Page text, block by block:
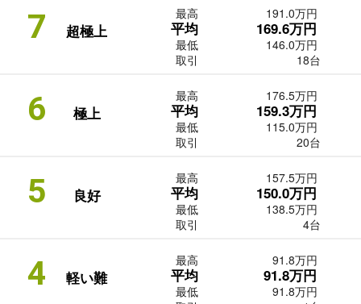
7 超極上
最高
平均
最低
取引
191.0万円
169.6万円
146.0万円
18台
6 極上
最高
平均
最低
取引
176.5万円
159.3万円
115.0万円
20台
5 良好
最高
平均
最低
取引
157.5万円
150.0万円
138.5万円
4台
4 軽い難
最高
平均
最低
91.8万円
91.8万円
91.8万円